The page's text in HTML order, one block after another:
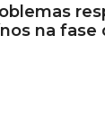
na fase